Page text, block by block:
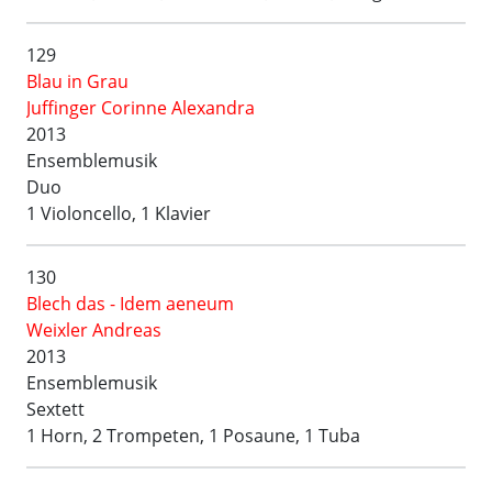
129
Blau in Grau
Juffinger Corinne Alexandra
2013
Ensemblemusik
Duo
1 Violoncello, 1 Klavier
130
Blech das - Idem aeneum
Weixler Andreas
2013
Ensemblemusik
Sextett
1 Horn, 2 Trompeten, 1 Posaune, 1 Tuba